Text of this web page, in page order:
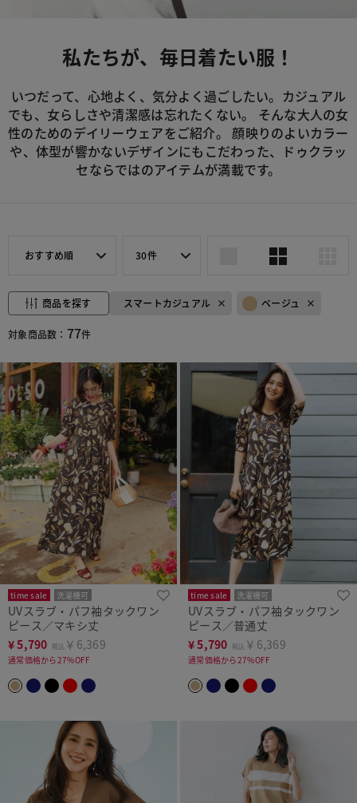
私たちが、毎日着たい服！
いつだって、心地よく、気分よく過ごしたい。カジュアル
でも、女らしさや清潔感は忘れたくない。
そんな大人の女
性のためのデイリーウェアをご紹介。 顔映りのよいカラー
や、体型が響かないデザインにもこだわった、
ドゥクラッ
セならではのアイテムが満載です。
おすすめ順 30件
商品を探す スマートカジュアル ベージュ
対象商品数： 77件
time sale 洗濯機可
UVスラブ・パフ袖タックワン
ピース／マキシ丈
¥5,790 税込 ￥6,369
通常価格から27%OFF
time sale 洗濯機可
UVスラブ・パフ袖タックワン
ピース／普通丈
¥5,790 税込 ￥6,369
通常価格から27%OFF